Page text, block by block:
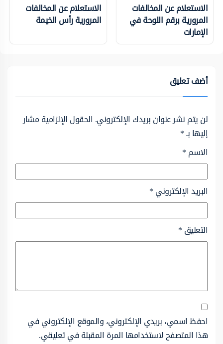
الاستعلام عن المخالفات
المرورية برقم اللوحة في
الإمارات
الاستعلام عن المخالفات
المرورية رأس الخيمة
أضف تعليق
لن يتم نشر عنوان بريدك الإلكتروني. الحقول الإلزامية مشار
إليها بـ*
الاسم*
البريد الإلكتروني*
التعليق*
احفظ اسمي، بريدي الإلكتروني، والموقع الإلكتروني في
هذا المتصفح لاستخدامها المرة المقبلة في تعليقي.